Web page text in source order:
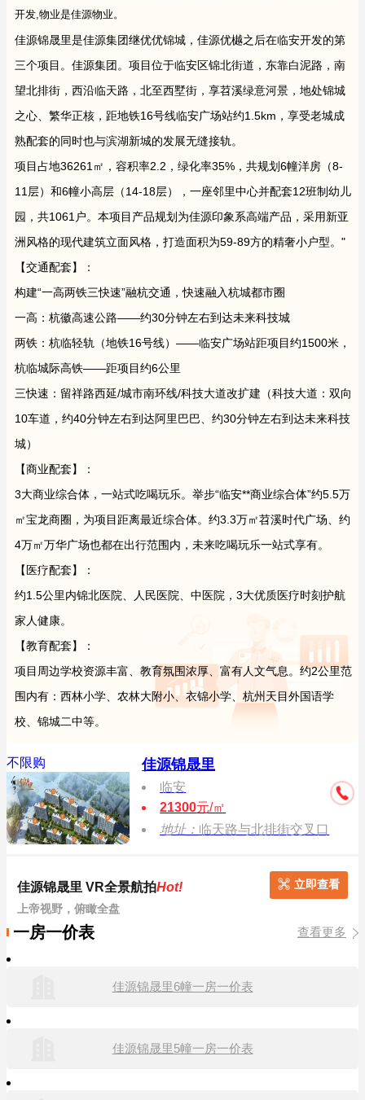
开发,物业是佳源物业。
佳源锦晟里是佳源集团继优优锦城，佳源优樾之后在临安开发的第
三个项目。佳源集团。项目位于临安区锦北街道，东靠白泥路，南
望北排街，西沿临天路，北至西墅街，享苕溪绿意河景，地处锦城
之心、繁华正核，距地铁16号线临安广场站约1.5km，享受老城成
熟配套的同时也与滨湖新城的发展无缝接轨。
项目占地36261㎡，容积率2.2，绿化率35%，共规划6幢洋房（8-
11层）和6幢小高层（14-18层），一座邻里中心并配套12班制幼儿
园，共1061户。本项目产品规划为佳源印象系高端产品，采用新亚
洲风格的现代建筑立面风格，打造面积为59-89方的精奢小户型。"
【交通配套】：
构建“一高两铁三快速”融杭交通，快速融入杭城都市圈
一高：杭徽高速公路——约30分钟左右到达未来科技城
两铁：杭临轻轨（地铁16号线）——临安广场站距项目约1500米，
杭临城际高铁——距项目约6公里
三快速：留祥路西延/城市南环线/科技大道改扩建（科技大道：双向
10车道，约40分钟左右到达阿里巴巴、约30分钟左右到达未来科技
城）
【商业配套】：
3大商业综合体，一站式吃喝玩乐。举步“临安**商业综合体”约5.5万
㎡宝龙商圈，为项目距离最近综合体。约3.3万㎡苕溪时代广场、约
4万㎡万华广场也都在出行范围内，未来吃喝玩乐一站式享有。
【医疗配套】：
约1.5公里内锦北医院、人民医院、中医院，3大优质医疗时刻护航
家人健康。
【教育配套】：
项目周边学校资源丰富、教育氛围浓厚、富有人文气息。约2公里范
围内有：西林小学、农林大附小、衣锦小学、杭州天目外国语学
校、锦城二中等。
不限购 佳源锦晟里
临安
21300元/㎡
地址： 临天路与北排街交叉口
佳源锦晟里 VR全景航拍Hot!
上帝视野，俯瞰全盘
立即查看
一房一价表 查看更多
佳源锦晟里6幢一房一价表
佳源锦晟里5幢一房一价表